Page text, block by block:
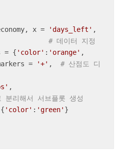
x =
'days_left' ,
# 데이터 지정
= {
'color' : 'orange'
= '+' , # 산점도 디
분리해서 서브플롯 생성
'color' : 'green'